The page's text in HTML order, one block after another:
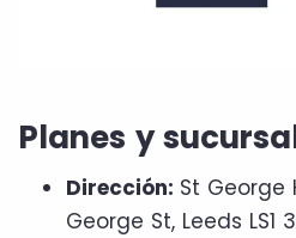
Planes y
Dirección: St George
George St, Leeds LS1